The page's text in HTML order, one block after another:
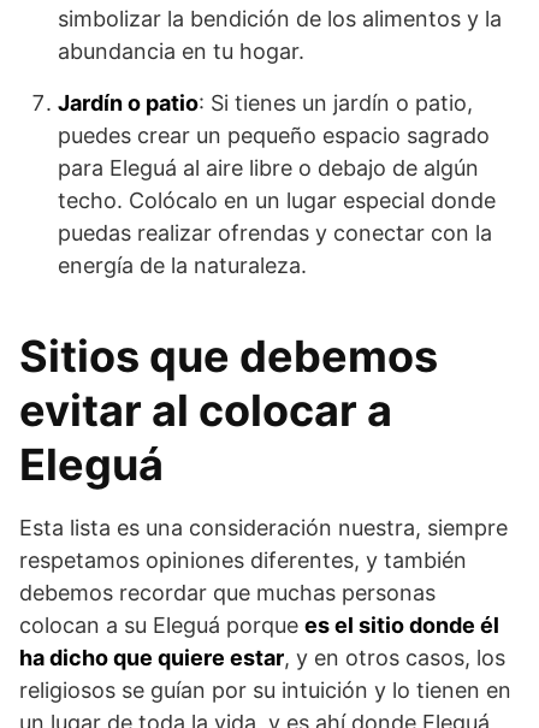
simbolizar la bendición de los alimentos y la
abundancia en tu hogar.
Jardín o patio: Si tienes un jardín o patio,
puedes crear un pequeño espacio sagrado
para Eleguá al aire libre o debajo de algún
techo. Colócalo en un lugar especial donde
puedas realizar ofrendas y conectar con la
energía de la naturaleza.
Sitios que debemos
evitar al colocar a
Eleguá
Esta lista es una consideración nuestra, siempre
respetamos opiniones diferentes, y también
debemos recordar que muchas personas
colocan a su Eleguá porque es el sitio donde él
ha dicho que quiere estar, y en otros casos, los
religiosos se guían por su intuición y lo tienen en
un lugar de toda la vida, y es ahí donde Eleguá